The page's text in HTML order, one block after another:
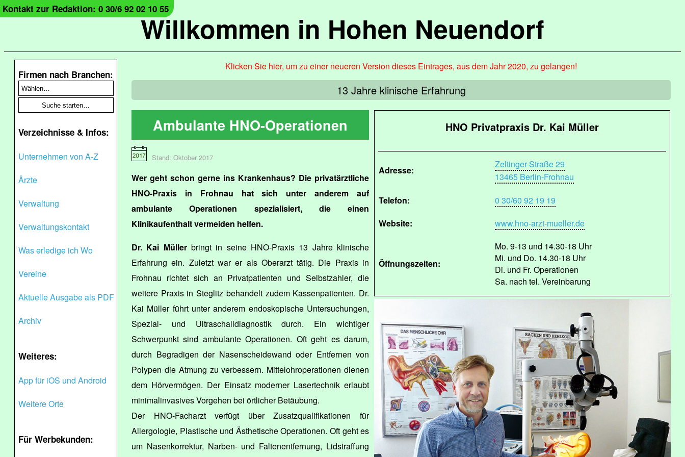
Willkommen in Hohen Neuendorf
Kontakt zur Redaktion: 0 30/6 92 02 10 55
Firmen nach Branchen:
Verzeichnisse & Infos:
Unternehmen von A-Z
Ärzte
Verwaltung
Verwaltungskontakt
Was erledige ich Wo
Vereine
Aktuelle Ausgabe als PDF
Archiv
Weiteres:
App für iOS und Android
Weitere Orte
Für Werbekunden:
Klicken Sie hier, um zu einer neueren Version dieses Eintrages, aus dem Jahr 2020, zu gelangen!
13 Jahre klinische Erfahrung
HNO Privatpraxis Dr. Kai Müller
Adresse:
Zeltinger Straße 29
13465 Berlin-Frohnau
Telefon:
0 30/60 92 19 19
Website:
www.hno-arzt-mueller.de
Öffnungszeiten:
Mo. 9-13 und 14.30-18 Uhr
Mi. und Do. 14.30-18 Uhr
Di. und Fr. Operationen
Sa. nach tel. Vereinbarung
Ambulante HNO-Operationen
Stand: Oktober 2017
Wer geht schon gerne ins Krankenhaus? Die privatärztliche
HNO-Praxis in Frohnau hat sich unter anderem auf
ambulante Operationen spezialisiert, die einen
Klinikaufenthalt vermeiden helfen.
Dr. Kai Müllerbringt in seine HNO-Praxis 13 Jahre klinische
Erfahrung ein. Zuletzt war er als Oberarzt tätig. Die Praxis in
Frohnau richtet sich an Privatpatienten und Selbstzahler, die
weitere Praxis in Steglitz behandelt zudem Kassenpatienten. Dr.
Kai Müller führt unter anderem endoskopische Untersuchungen,
Spezial- und Ultraschalldiagnostik durch. Ein wichtiger
Schwerpunkt sind ambulante Operationen. Oft geht es darum,
durch Begradigen der Nasenscheidewand oder Entfernen von
Polypen die Atmung zu verbessern. Mittelohroperationen dienen
dem Hörvermögen. Der Einsatz moderner Lasertechnik erlaubt
minimalinvasives Vorgehen bei örtlicher Betäubung.
Der HNO-Facharzt verfügt über Zusatzqualifikationen für
Allergologie, Plastische und Ästhetische Operationen. Oft geht es
um Nasenkorrektur, Narben- und Faltenentfernung, Lidstraffung